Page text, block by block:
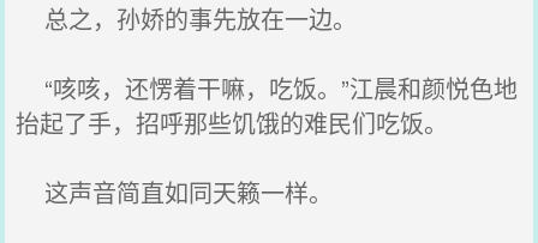
总之，孙娇的事先放在一边。
“咳咳，还愣着干嘛，吃饭。”江晨和颜悦色地
抬起了手，招呼那些饥饿的难民们吃饭。
这声音简直如同天籁一样。